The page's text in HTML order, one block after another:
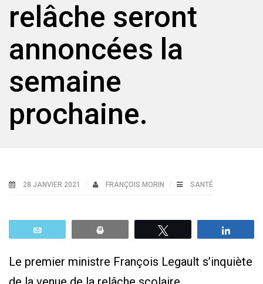
relâche seront
annoncées la
semaine
prochaine.
28 JANVIER 2021 FRANÇOIS MORIN SANTÉ
Le premier ministre François Legault s’inquiète